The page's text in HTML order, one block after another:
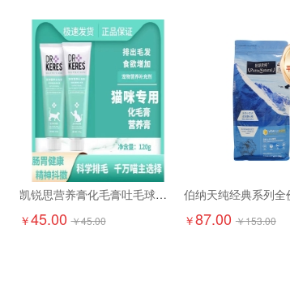
凯锐思营养膏化毛膏吐毛球调理120g
￥45.00 ￥45.00
￥87.00 ￥153.00